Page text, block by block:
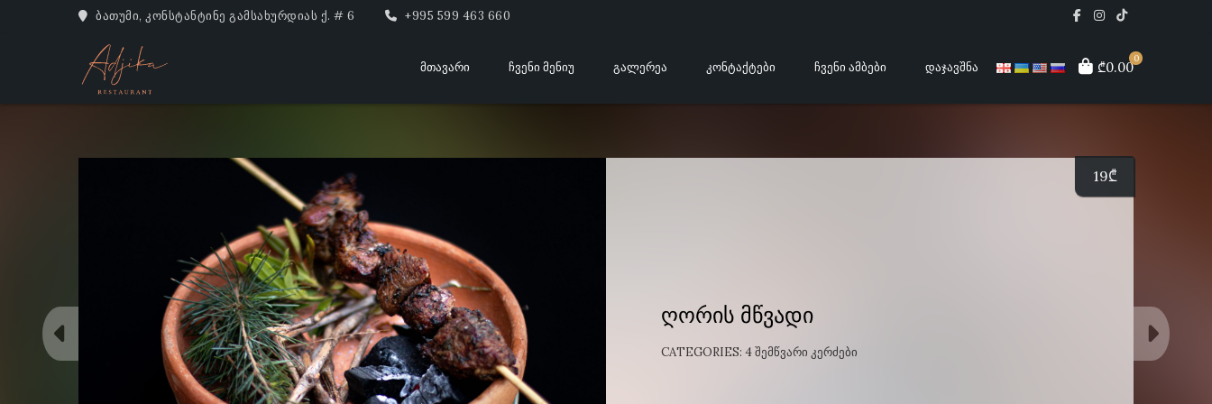
ბათუმი, კონსტანტინე გამსახურდიას ქ. # 6 +995 599 463 660
0
₾0.00
ᲛᲗᲐᲕᲐᲠᲘ ᲩᲕᲔᲜᲘ ᲛᲔᲜᲘᲣ ᲒᲐᲚᲔᲠᲔᲐ ᲙᲝᲜᲢᲐᲥᲢᲔᲑᲘ ᲩᲕᲔᲜᲘ ᲐᲛᲑᲔᲑᲘ ᲓᲐᲯᲐᲕᲨᲜᲐ
ღორის მწვადი
CATEGORIES: 4 ᲨᲔᲛᲬᲕᲐᲠᲘ ᲙᲔᲠᲫᲔᲑᲘ
19₾